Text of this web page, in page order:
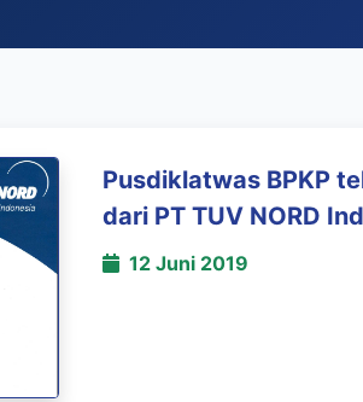
Pusdiklatwas BPKP
dari PT TUV NORD
12 Juni 2019